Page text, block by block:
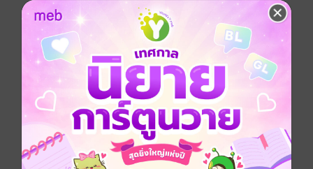
การ์ตูนญี่ปุ่น สืบสวน / นักสืบ
ซีรีส์ คินดะอิจิกับคดีฆาตกรรมปริศนา
ประเภทไฟล์ pdf
วันที่วางขาย 07 ธันวาคม 2563
ความยาว 208 หน้า
95 บาท (ประหยัด 16%)